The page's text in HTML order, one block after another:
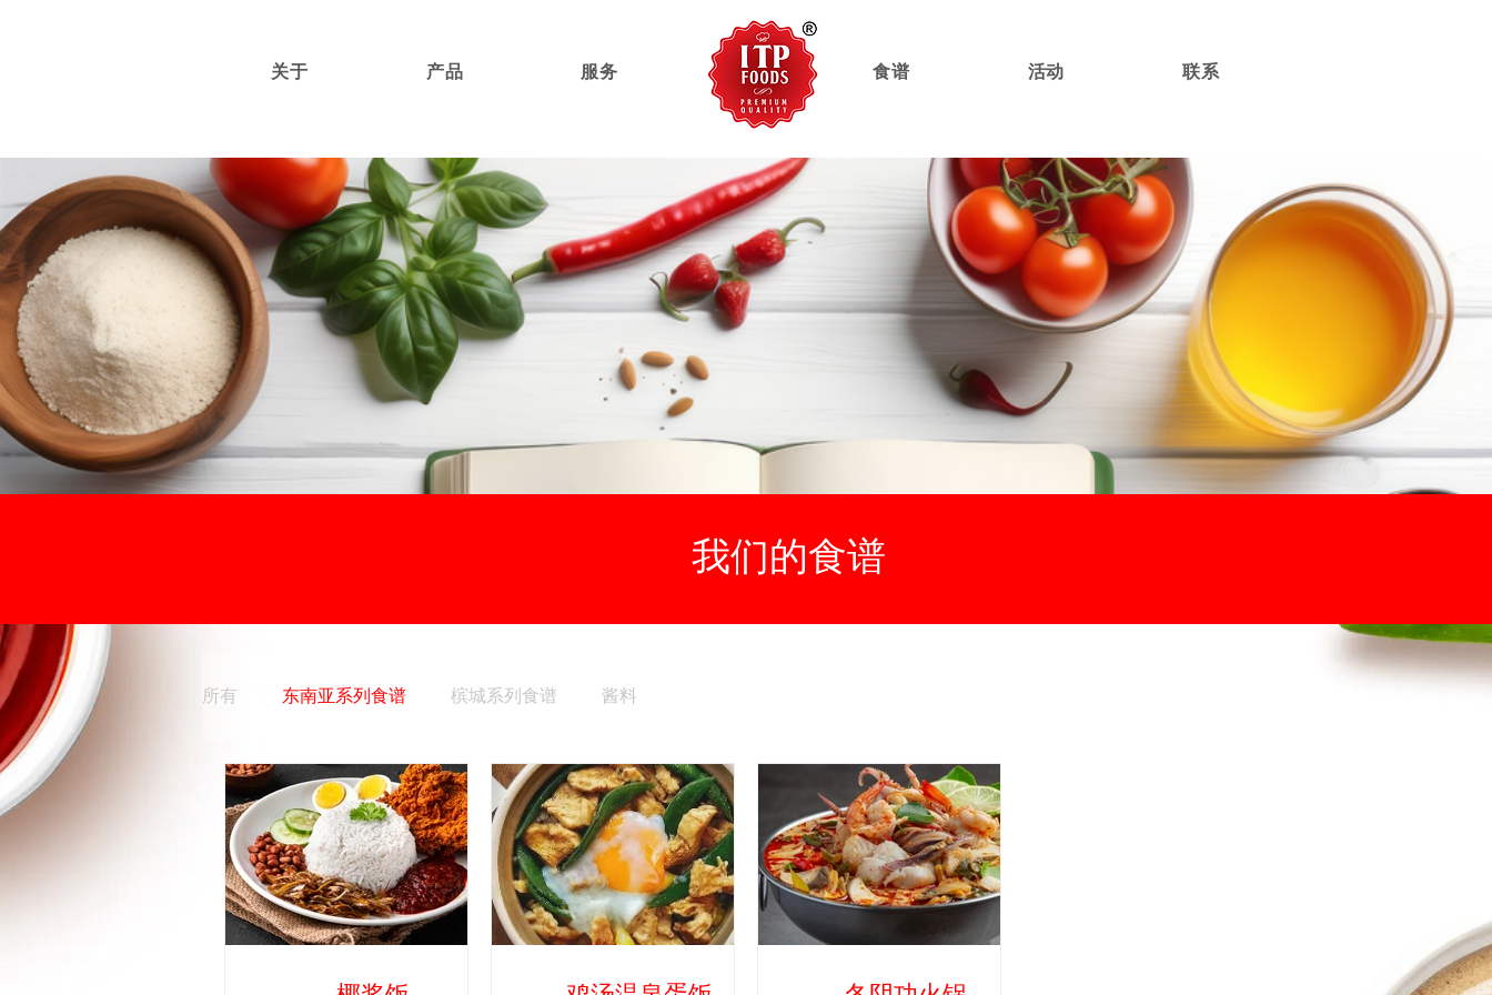
关于 产品 服务 家 食谱 活动 联系
我们的食谱
所有 东南亚系列食谱 槟城系列食谱 酱料